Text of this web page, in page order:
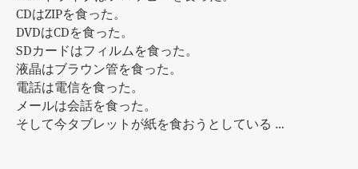
CDはZIPを食った。
DVDはCDを食った。
SDカードはフィルムを食った。
液晶はブラウン管を食った。
電話は電信を食った。
メールは会話を食った。
そして今タブレットが紙を食おうとしている …